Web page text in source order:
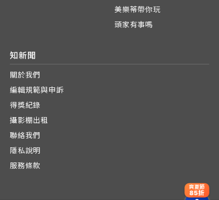
美樂蒂帶你玩
頭家有事嗎
知新聞
關於我們
編輯規範與申訴
得獎紀錄
攝影棚出租
聯絡我們
隱私說明
服務條款
爽夏節
85折